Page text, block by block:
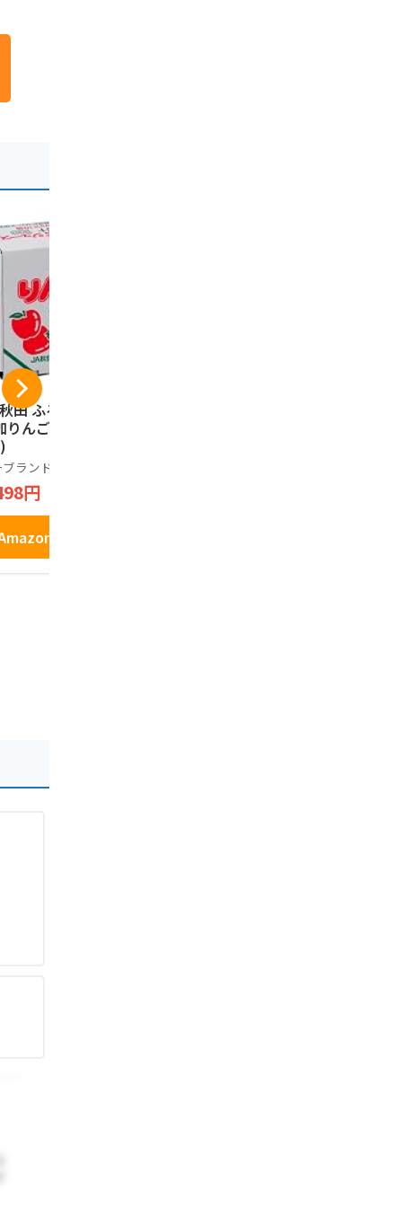
田 ふるさと 無
りんごジュース
ランド品
円
で見る